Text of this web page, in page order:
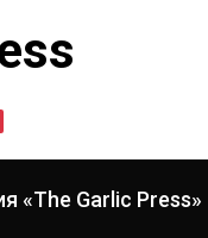
«The Garlic Press»